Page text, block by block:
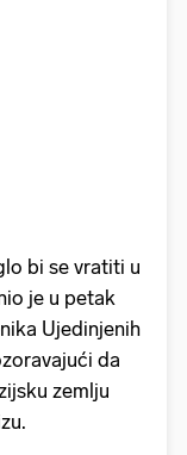
bi se vratiti u
je u petak
Ujedinjenih
da
zemlju